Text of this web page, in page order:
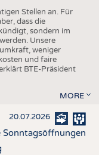
Stellen an. Für
dass die
sondern im
Unsere
weniger
und faire
BTE-Präsident
MORE
20.07.2026